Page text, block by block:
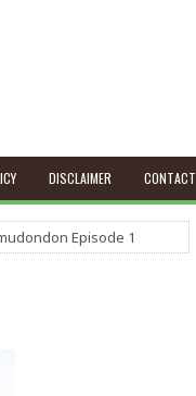
DISCLAIMER CONTACT
Episode 1